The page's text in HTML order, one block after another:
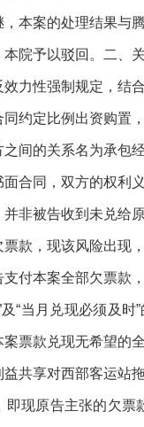
本案的处理结果与
院予以驳回。二、
力性强制规定，结
约定比例出资购置
间的关系名为承包
合同，双方的权利
非被告收到未兑给
款，现该风险出现
付本案全部欠票款
“当月兑现必须及
票款兑现无希望的
共享对西部客运站
现原告主张的欠